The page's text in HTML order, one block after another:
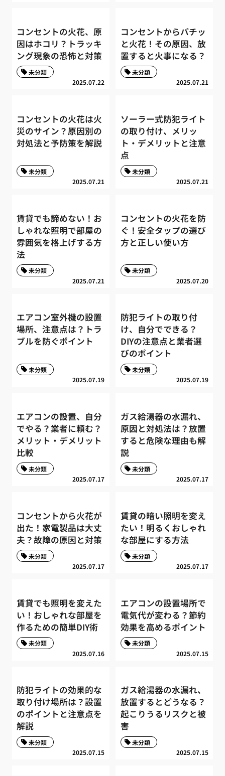
コンセントの火花、原
因はホコリ？トラッキ
ング現象の恐怖と対策
2025.07.22
未分類
コンセントからパチッ
と火花！その原因、放
置すると火事になる？
2025.07.21
未分類
コンセントの火花は火
災のサイン？原因別の
対処法と予防策を解説
2025.07.21
未分類
ソーラー式防犯ライト
の取り付け、メリッ
ト・デメリットと注意
点
2025.07.21
未分類
賃貸でも諦めない！お
しゃれな照明で部屋の
雰囲気を格上げする方
法
2025.07.21
未分類
コンセントの火花を防
ぐ！安全タップの選び
方と正しい使い方
2025.07.20
未分類
エアコン室外機の設置
場所、注意点は？トラ
ブルを防ぐポイント
2025.07.19
未分類
防犯ライトの取り付
け、自分でできる？
DIYの注意点と業者選
びのポイント
2025.07.19
未分類
エアコンの設置、自分
でやる？業者に頼む？
メリット・デメリット
比較
2025.07.17
未分類
ガス給湯器の水漏れ、
原因と対処法は？放置
すると危険な理由も解
説
2025.07.17
未分類
コンセントから火花が
出た！家電製品は大丈
夫？故障の原因と対策
2025.07.17
未分類
賃貸の暗い照明を変え
たい！明るくおしゃれ
な部屋にする方法
2025.07.17
未分類
賃貸でも照明を変えた
い！おしゃれな部屋を
作るための簡単DIY術
2025.07.16
未分類
エアコンの設置場所で
電気代が変わる？節約
効果を高めるポイント
2025.07.15
未分類
防犯ライトの効果的な
取り付け場所は？設置
のポイントと注意点を
解説
2025.07.15
未分類
ガス給湯器の水漏れ、
放置するとどうなる？
起こりうるリスクと被
害
2025.07.15
未分類